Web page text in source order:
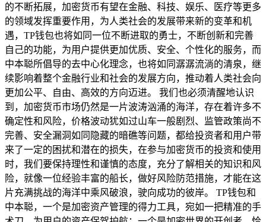
的不断拓展，加密货币有望在金融、科技、娱乐、医疗等更多
的领域发挥重要作用，为人类社会的发展带来新的变革和机
遇，TP钱包也将如同一位不断进取的勇士，不断创新和完善
自己的功能，为用户提供更加优质、安全、个性化的服务，而
中本聪所倡导的去中心化理念，也将如同潺潺流淌的清泉，继
续影响着整个金融行业和社会的发展方向，推动着人类社会向
更加公平、自由、高效的方向迈进。 我们也必须清醒地认识
到，加密货币市场仍然是一片波涛汹涌的海洋，存在着许多不
确定性和风险，价格波动犹如过山车一般剧烈、监管政策尚不
完善、安全漏洞如同隐藏的暗礁等问题，都给投资者和用户带
来了一定的困扰和潜在的损失，在参与加密货币的投资和使用
时，我们要保持理性和谨慎的态度，充分了解相关的知识和风
险，就像一位经验丰富的船长，做好风险防范措施，才能在这
片充满挑战的海洋中乘风破浪，驶向成功的彼岸。 TP钱包和
中本聪，一个是加密资产管理的得力工具，宛如一把精准的手